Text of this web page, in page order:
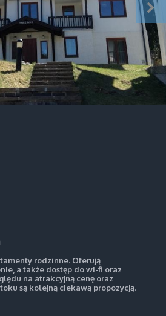
rodzinne. Oferują
a także dostęp do wi-fi oraz
na atrakcyjną cenę oraz
są kolejną ciekawą propozycją.